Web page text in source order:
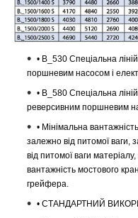
• B_530 Спеціальна
поршневим насосом і
• B_580 Спеціальна
реверсивним поршневим
• Мінімальна
залежно від питомої ваги,
від питомої ваги
вантажність мостового
грейфера.
• СТАНДАРТНИЙ